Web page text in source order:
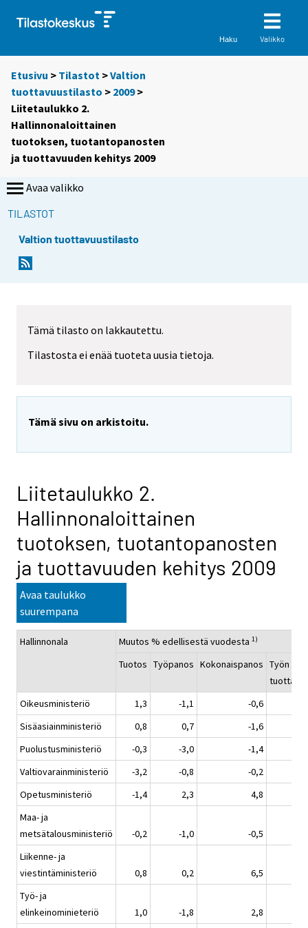
Haku Valikko
Etusivu > Tilastot >Valtion
tuottavuustilasto > 2009>
Liitetaulukko 2.
Hallinnonaloittainen
tuotoksen, tuotantopanosten
ja tuottavuuden kehitys 2009
Avaa valikko
TILASTOT
Valtion tuottavuustilasto
Tämä tilasto on lakkautettu.
Tilastosta ei enää tuoteta uusia tietoja.
Tämä sivu on arkistoitu.
Liitetaulukko 2.
Hallinnonaloittainen
tuotoksen, tuotantopanosten
ja tuottavuuden kehitys 2009
Avaa taulukko
suurempana
Hallinnonala Muutos % edellisestä vuodesta 1)
Tuotos Työpanos Kokonaispanos Työn
Oikeusministeriö
1,3 -1,1 -0,6
Sisäasiainministeriö
0,8 0,7 -1,6
Puolustusministeriö
-0,3 -3,0 -1,4
Valtiovarainministeriö
-3,2 -0,8 -0,2
Opetusministeriö
-1,4 2,3 4,8
Maa- ja
metsätalousministeriö
-0,2 -1,0 -0,5
Liikenne- ja
viestintäministeriö
0,8 0,2 6,5
Työ- ja
elinkeinominieteriö
1,0 -1,8 2,8